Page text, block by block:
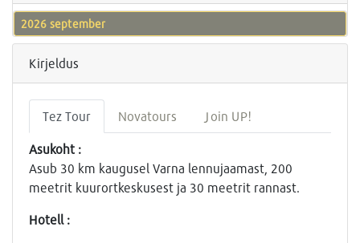
2026 september
Kirjeldus
Tez Tour Novatours Join UP!
Asukoht :
Asub 30 km kaugusel Varna lennujaamast, 200
meetrit kuurortkeskusest ja 30 meetrit rannast.
Hotell :